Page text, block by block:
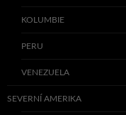
KOLUMBIE
PERU
VENEZUELA
SEVERNÍ AMERIKA